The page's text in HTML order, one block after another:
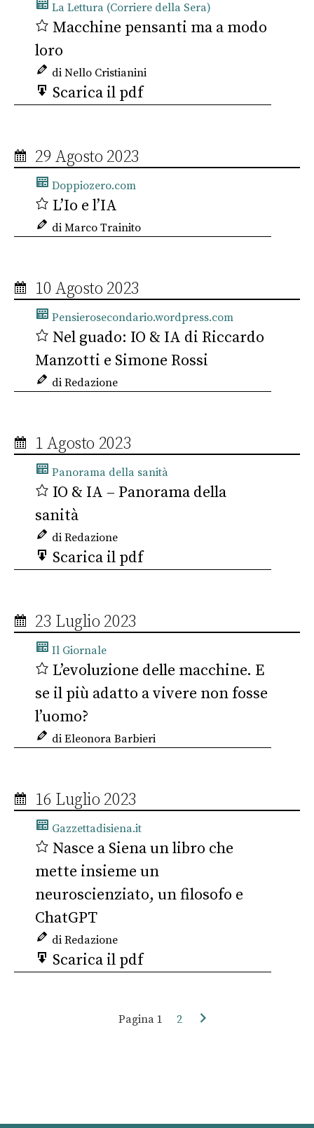
La Lettura (Corriere della Sera)
Macchine pensanti ma a modo
loro
di Nello Cristianini
Scarica il pdf
29 Agosto 2023
Doppiozero.com
L’Io e l’IA
di Marco Trainito
10 Agosto 2023
Pensierosecondario.wordpress.com
Nel guado: IO & IA di Riccardo
Manzotti e Simone Rossi
di Redazione
1 Agosto 2023
Panorama della sanità
IO & IA – Panorama della
sanità
di Redazione
Scarica il pdf
23 Luglio 2023
Il Giornale
L’evoluzione delle macchine. E
se il più adatto a vivere non fosse
l’uomo?
di Eleonora Barbieri
16 Luglio 2023
Gazzettadisiena.it
Nasce a Siena un libro che
mette insieme un
neuroscienziato, un filosofo e
ChatGPT
di Redazione
Scarica il pdf
Pagina 1 2